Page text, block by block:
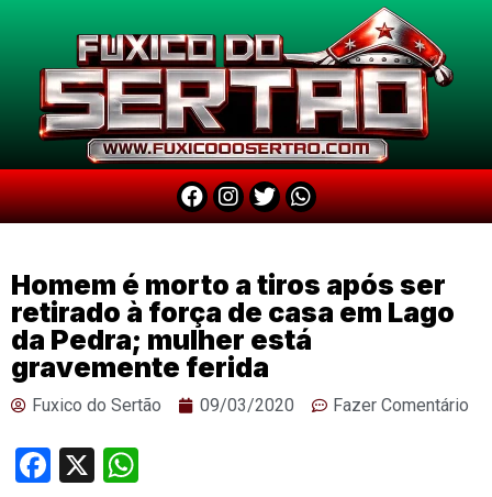
Homem é morto a tiros após ser
retirado à força de casa em Lago
da Pedra; mulher está
gravemente ferida
Fuxico do Sertão 09/03/2020 Fazer Comentário
Facebook
X